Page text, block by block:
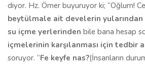
diyor. Hz. Ömer buyuruyor ki; “Oğlum!
beytülmale ait develerin yularından
su içme yerlerinden bile bana hesap
içmelerinin karşılanması için tedbir
soruyor. “Fe keyfe nas?(İnsanların